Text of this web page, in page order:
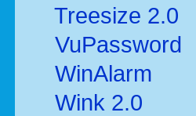
Treesize 2.0
VuPassword
WinAlarm
Wink 2.0